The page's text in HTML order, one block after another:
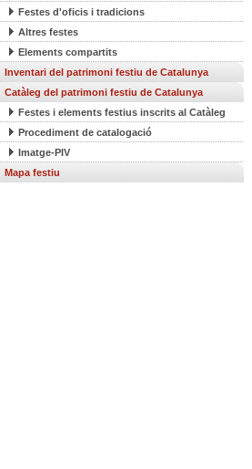
Festes d'oficis i tradicions
Altres festes
Elements compartits
Inventari del patrimoni festiu de Catalunya
Catàleg del patrimoni festiu de Catalunya
Festes i elements festius inscrits al Catàleg
Procediment de catalogació
Imatge-PIV
Mapa festiu